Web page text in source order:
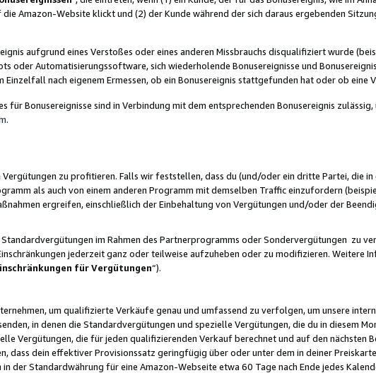
Amazon-Website klickt und (2) der Kunde während der sich daraus ergebenden
aufgrund eines Verstoßes oder eines anderen Missbrauchs disqualifiziert wurde
oder Automatisierungssoftware, sich wiederholende Bonusereignisse und
nach eigenem Ermessen, ob ein Bonusereignis stattgefunden hat oder ob eine
für Bonusereignisse sind in Verbindung mit dem entsprechenden Bonusereignis
.
zu profitieren. Falls wir feststellen, dass du (und/oder ein dritte Partei, die in
als auch von einem anderen Programm mit demselben Traffic einzufordern
ergreifen, einschließlich der Einbehaltung von Vergütungen und/oder der
im Rahmen des Partnerprogramms oder Sondervergütungen zu
jederzeit ganz oder teilweise aufzuheben oder zu modifizieren. Weitere
für Vergütungen“).
um qualifizierte Verkäufe genau und umfassend zu verfolgen, um unsere
in denen die Standardvergütungen und spezielle Vergütungen, die du in diesem
Vergütungen, die für jeden qualifizierenden Verkauf berechnet und auf den nächsten
dass dein effektiver Provisionssatz geringfügig über oder unter dem in deiner
der Standardwährung für eine Amazon-Webseite etwa 60 Tage nach Ende jedes